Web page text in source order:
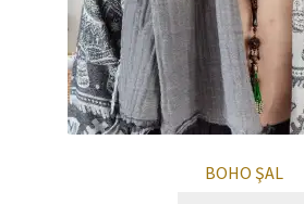
BOHO ŞAL